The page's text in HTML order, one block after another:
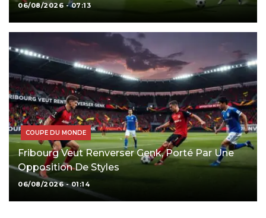
06/08/2026 - 07:13
COUPE DU MONDE
Fribourg Veut Renverser Genk, Porté Par Une
Opposition De Styles
06/08/2026 - 01:14